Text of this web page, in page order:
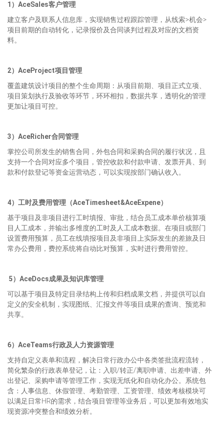
1）AceSales客户管理
建立客户及联系人信息库，实现销售过程跟踪管理，从线索>机会>
项目前期的自动转化，记录报价及合同谈判过程及对应的文档资
料。
2） AceProject项目管理
覆盖建筑设计项目的整个生命周期：从项目前期、项目正式立项、
项目策划执行及验收等环节，环环相扣，数据共享，透明化的管理
更加让项目可控。
3） AceRicher合同管理
掌控公司所发生的销售合同，外包合同和采购合同的履行状况，且
支持一个合同对应多个项目，管控收款和付款申请、发票开具、到
款和付款登记等资金运营动态，可以实现按部门确认收入。
4） 工时及费用管理 （AceTimesheet&AceExpene）
基于项目及非项目进行工时填报、审批，结合员工成本单价核算项
目人工成本，并输出多维度的工时及人工成本数据。在项目或部门
设置费用预算，员工在线填报项目及非项目上实际发生的差旅及日
常办公费用，费控系统将自动比对预算，实时进行费用管控。
5） AceDocs成果及知识库管理
可以基于项目及特定目录结构上传和归档成果文档，并提供可以自
定义的安全机制，实现图纸、汇报文件等项目成果的查询、预览和
共享。
6） AceTeams行政及人力资源管理
支持自定义表单和流程，解决日常行政办公中各类签批流程流转，
简化繁杂的行政表单登记，让：入职/转正/离职申请、出差申请、外
出登记、采购申请等管理工作，实现无纸化和自动化办公。系统包
含：人事信息、休假管理、考勤管理、工资管理、绩效考核模块可
以满足日常HR的需求，结合项目管理等业务后，可以更加有效地实
现资源冲突整合和绩效分析。